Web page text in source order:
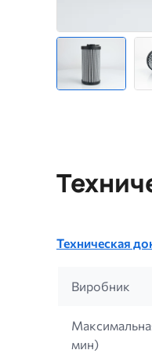
Техническая
Виробник
мин)